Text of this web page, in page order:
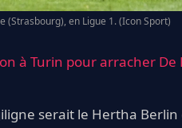
(Strasbourg), en Ligue 1. (Icon Sport)
à Turin pour arracher De
serait le Hertha Berlin